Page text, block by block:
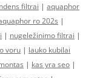
filtrai | aquaphor
ro 202s |
| nugeležinimo filtrai |
voru | lauko kubilai
| kas yra seo |